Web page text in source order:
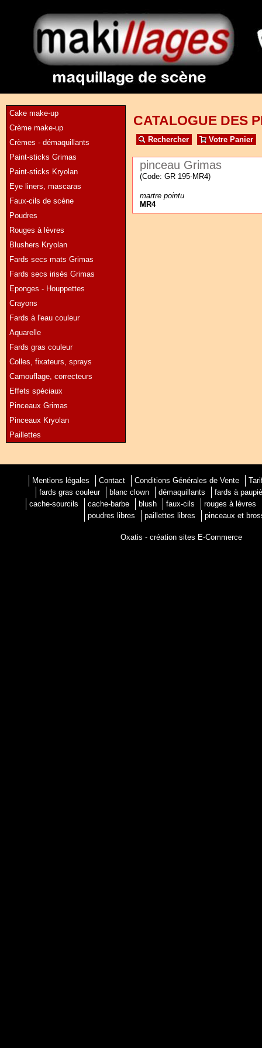
Cake make-up
Crème make-up
Crèmes - démaquillants
Paint-sticks Grimas
Paint-sticks Kryolan
Eye liners, mascaras
Faux-cils de scène
Poudres
Rouges à lèvres
Blushers Kryolan
Fards secs mats Grimas
Fards secs irisés Grimas
Eponges - Houppettes
Crayons
Fards à l'eau couleur
Aquarelle
Fards gras couleur
Colles, fixateurs, sprays
Camouflage, correcteurs
Effets spéciaux
Pinceaux Grimas
Pinceaux Kryolan
Paillettes
CATALOGUE DES
Rechercher Votre Panier
pinceau Grimas
(Code: GR 195-MR4)
martre pointu
MR4
Mentions légales Contact Conditions Générales de Vente
fards gras couleur
blanc clown démaquillants
fards à
cache-sourcils
cache-barbe blush faux-cils
rouges à lèvres
poudres libres
paillettes libres pinceaux et
Oxatis - création sites E-Commerce